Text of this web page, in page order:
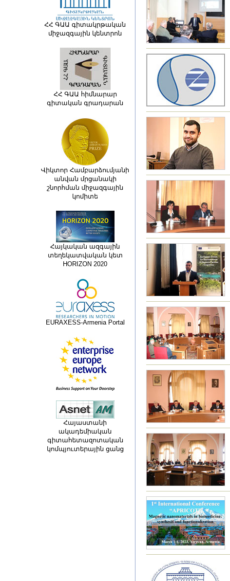
ՀՀ ԳԱԱ գիտակրթական
միջազգային կենտրոն
ՀՀ ԳԱԱ հիմնարար
գիտական գրադարան
Վիկտոր Համբարձումյանի
անվան մրցանակի
շնորհման միջազգային
կոմիտե
Հայկական ազգային
տեղեկատվական կետ
HORIZON 2020
EURAXESS-Armenia Portal
Հայաստանի
ակադեմիական
գիտահետազոտական
կոմպյուտերային ցանց